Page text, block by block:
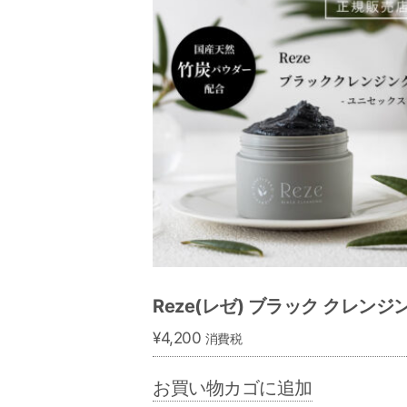
Reze(レゼ) ブラック クレンジ
¥4,200 消費税
お買い物カゴに追加